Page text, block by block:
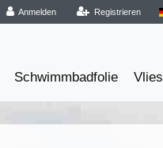
Anmelden Registrieren
Schwimmbadfolie Vlies